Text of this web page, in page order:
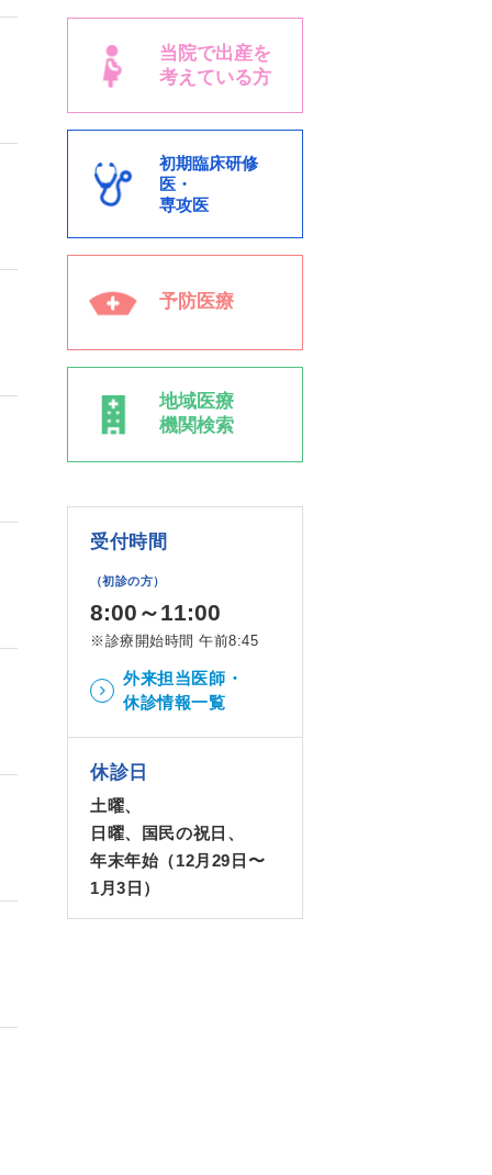
当院で出産を
考えている方
初期臨床研修
医・
専攻医
予防医療
地域医療
機関検索
受付時間
（初診の方）
8:00～11:00
※診療開始時間 午前8:45
外来担当医師・
休診情報一覧
休診日
土曜、
日曜、国民の祝日、
年末年始（12月29日〜
1月3日）